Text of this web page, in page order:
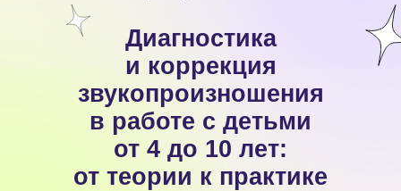
Диагностика
и коррекция
звукопроизношения
в работе с детьми
от 4 до 10 лет:
от теории к практике